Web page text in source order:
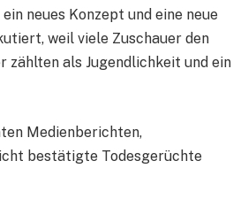
neues Konzept und eine neue
weil viele Zuschauer den
zählten als Jugendlichkeit und ein
Medienberichten,
bestätigte Todesgerüchte